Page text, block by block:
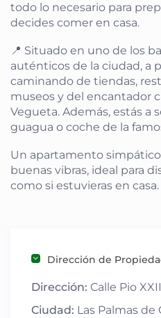
todo lo necesario para
decides comer en casa.
📍 Situado en uno de los
auténticos de la ciudad, a
caminando de tiendas,
museos y del encantador
Vegueta. Además, estás a
guagua o coche de la
Un apartamento
buenas vibras, ideal para
como si estuvieras en casa.
Dirección de
Dirección: Calle Pio XXII
Ciudad: Las Palmas de